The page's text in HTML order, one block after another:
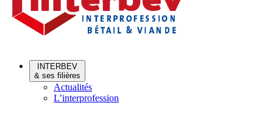
INTERBEV
& ses filières
Actualités
L’interprofession